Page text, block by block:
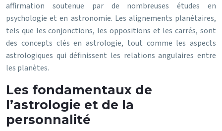
affirmation soutenue par de nombreuses études en
psychologie et en astronomie. Les alignements planétaires,
tels que les conjonctions, les oppositions et les carrés, sont
des concepts clés en astrologie, tout comme les aspects
astrologiques qui définissent les relations angulaires entre
les planètes.
Les fondamentaux de
l’astrologie et de la
personnalité